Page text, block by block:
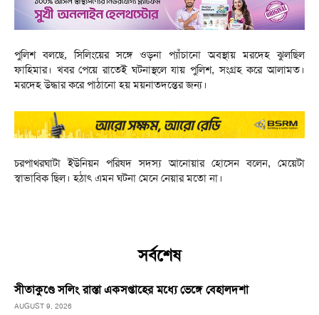
পুলিশ বলছে, সিলিংয়ের সঙ্গে ওড়না প্যাঁচানো অবস্থায় মরদেহ ঝুলছিল
ফাহিমার। খবর পেয়ে রাতেই ঘটনাস্থলে যায় পুলিশ, সংগ্রহ করে আলামত।
মরদেহ উদ্ধার করে পাঠানো হয় ময়নাতদন্তের জন্য।
চরপাথরঘাটা ইউনিয়ন পরিষদ সদস্য আনোয়ার হোসেন বলেন, মেয়েটা
স্বাভাবিক ছিল। হঠাৎ এমন ঘটনা মেনে নেয়ার মতো না।
সর্বশেষ
সীতাকুণ্ডে সলিং রাস্তা একসপ্তাহের মধ্যে ভেঙ্গে বেহালদশা
AUGUST 9, 2026